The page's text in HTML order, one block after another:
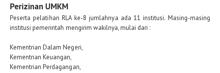
Perizinan UMKM
Peserta pelatihan RLA ke-8 jumlahnya ada 11 institusi. Masing-masing
institusi pemerintah mengirim wakilnya, mulai dari :
Kementrian Dalam Negeri,
Kementrian Keuangan,
Kementrian Perdagangan,